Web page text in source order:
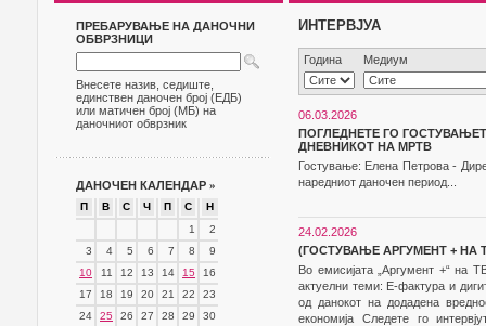
ПРЕБАРУВАЊЕ НА ДАНОЧНИ
ОБВРЗНИЦИ
Внесете назив, седиште,
единствен даночен број (ЕДБ)
или матичен број (МБ) на
даночниот обврзник
ДАНОЧЕН КАЛЕНДАР »
П В С Ч П С
Н
1
2
3
4 5 6 7 8
9
10
11 12 13 14 15
16
17
18 19 20 21 22
23
24
25 26 27 28 29
30
ИНТЕРВЈУА
Година Медиум
06.03.2026
ПОГЛЕДНЕТЕ ГО
ДНЕВНИКОТ НА МРТВ
Гостување: Елена Петрова -
наредниот даночен период...
24.02.2026
(ГОСТУВАЊЕ АРГУМЕНТ + НА
Во емисијата „Аргумент +“ на
актуелни теми: Е-фактура и
од данокот на додадена
економија Следете го